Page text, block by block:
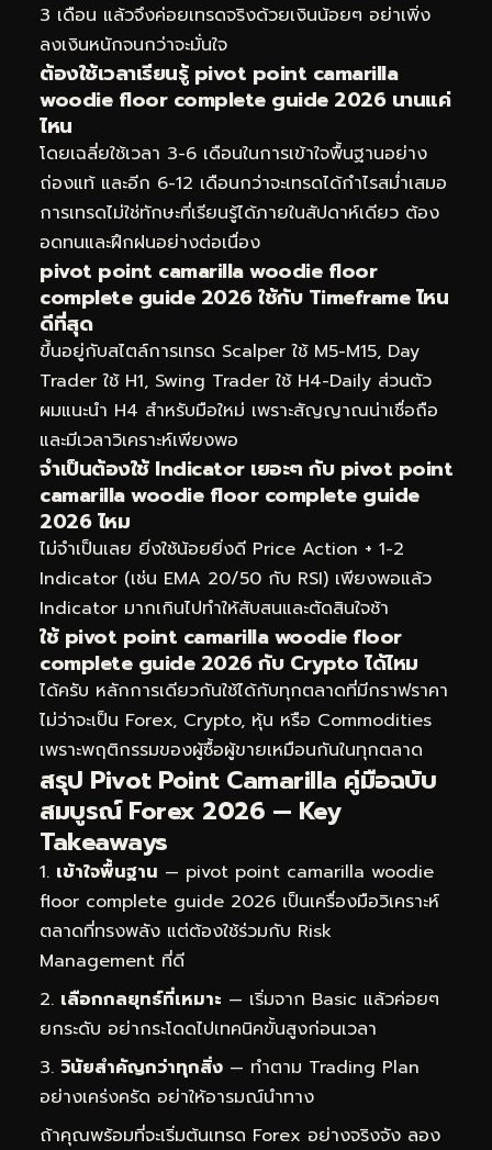
3 เดือน แล้วจึงค่อยเทรดจริงด้วยเงินน้อยๆ อย่าเพิ่ง
ลงเงินหนักจนกว่าจะมั่นใจ
ต้องใช้เวลาเรียนรู้ pivot point camarilla
woodie floor complete guide 2026 นานแค่
ไหน
โดยเฉลี่ยใช้เวลา 3-6 เดือนในการเข้าใจพื้นฐานอย่าง
ถ่องแท้ และอีก 6-12 เดือนกว่าจะเทรดได้กำไรสม่ำเสมอ
การเทรดไม่ใช่ทักษะที่เรียนรู้ได้ภายในสัปดาห์เดียว ต้อง
อดทนและฝึกฝนอย่างต่อเนื่อง
pivot point camarilla woodie floor
complete guide 2026 ใช้กับ Timeframe ไหน
ดีที่สุด
ขึ้นอยู่กับสไตล์การเทรด Scalper ใช้ M5-M15, Day
Trader ใช้ H1, Swing Trader ใช้ H4-Daily ส่วนตัว
ผมแนะนำ H4 สำหรับมือใหม่ เพราะสัญญาณน่าเชื่อถือ
และมีเวลาวิเคราะห์เพียงพอ
จำเป็นต้องใช้ Indicator เยอะๆ กับ pivot point
camarilla woodie floor complete guide
2026 ไหม
ไม่จำเป็นเลย ยิ่งใช้น้อยยิ่งดี Price Action + 1-2
Indicator (เช่น EMA 20/50 กับ RSI) เพียงพอแล้ว
Indicator มากเกินไปทำให้สับสนและตัดสินใจช้า
ใช้ pivot point camarilla woodie floor
complete guide 2026 กับ Crypto ได้ไหม
ได้ครับ หลักการเดียวกันใช้ได้กับทุกตลาดที่มีกราฟราคา
ไม่ว่าจะเป็น Forex, Crypto, หุ้น หรือ Commodities
เพราะพฤติกรรมของผู้ซื้อผู้ขายเหมือนกันในทุกตลาด
สรุป Pivot Point Camarilla คู่มือฉบับ
สมบูรณ์ Forex 2026 — Key
Takeaways
เข้าใจพื้นฐาน — pivot point camarilla woodie
floor complete guide 2026 เป็นเครื่องมือวิเคราะห์
ตลาดที่ทรงพลัง แต่ต้องใช้ร่วมกับ Risk
Management ที่ดี
เลือกกลยุทธ์ที่เหมาะ — เริ่มจาก Basic แล้วค่อยๆ
ยกระดับ อย่ากระโดดไปเทคนิคขั้นสูงก่อนเวลา
วินัยสำคัญกว่าทุกสิ่ง — ทำตาม Trading Plan
อย่างเคร่งครัด อย่าให้อารมณ์นำทาง
ถ้าคุณพร้อมที่จะเริ่มต้นเทรด Forex อย่างจริงจัง ลอง